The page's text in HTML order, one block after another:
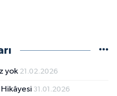
yok 21.02.2026
31.01.2026